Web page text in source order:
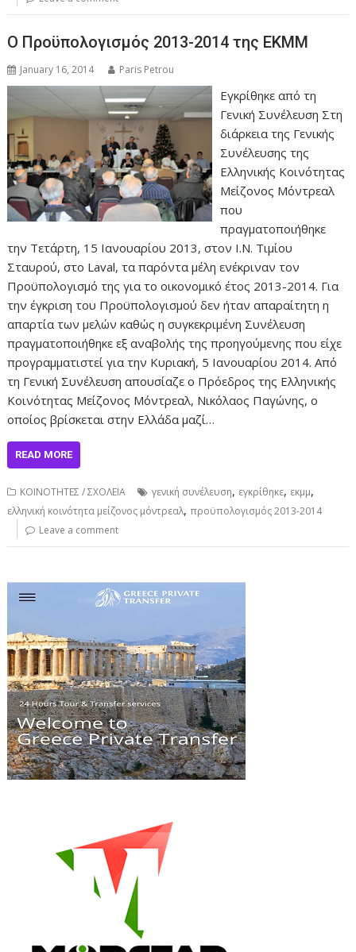
Ο Προϋπολογισμός 2013-2014 της ΕΚΜΜ
January 16, 2014 Paris Petrou
Εγκρίθηκε από τη
Γενική Συνέλευση Στη
διάρκεια της Γενικής
Συνέλευσης της
Ελληνικής Κοινότητας
Μείζονος Μόντρεαλ
που
πραγματοποιήθηκε
την Τετάρτη, 15 Ιανουαρίου 2013, στον Ι.Ν. Τιμίου
Σταυρού, στο Laval, τα παρόντα μέλη ενέκριναν τον
Προϋπολογισμό της για το οικονομικό έτος 2013-2014. Για
την έγκριση του Προϋπολογισμού δεν ήταν απαραίτητη η
απαρτία των μελών καθώς η συγκεκριμένη Συνέλευση
πραγματοποιήθηκε εξ αναβολής της προηγούμενης που είχε
προγραμματιστεί για την Κυριακή, 5 Ιανουαρίου 2014. Από
τη Γενική Συνέλευση απουσίαζε ο Πρόεδρος της Ελληνικής
Κοινότητας Μείζονος Μόντρεαλ, Νικόλαος Παγώνης, ο
οποίος βρίσκεται στην Ελλάδα μαζί…
READ MORE
ΚΟΙΝΟΤΗΤΕΣ / ΣΧΟΛΕΙΑ γενική συνέλευση, εγκρίθηκε, εκμμ,
ελληνική κοινότητα μείζονος μόντρεαλ,προϋπολογισμός 2013-2014
Leave a comment